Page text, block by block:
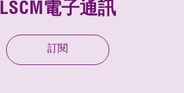
LSCM電子通訊
訂閱